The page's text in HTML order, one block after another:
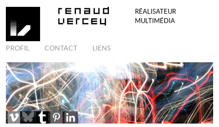
RÉALISATEUR
MULTIMÉDIA
PROFIL CONTACT LIENS